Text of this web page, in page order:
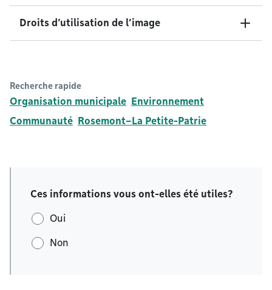
Droits d’utilisation de l’image
Recherche rapide
Organisation municipale Environnement
Communauté Rosemont–La Petite-Patrie
Ces informations vous ont-elles été utiles?
Oui
Non